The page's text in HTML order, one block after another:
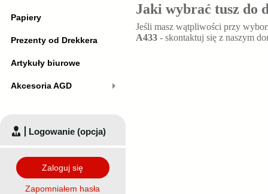
Jaki wybrać tusz
Jeśli masz wątpliwości przy
A433 - skontaktuj się z naszym
Papiery
Prezenty od Drekkera
Artykuły biurowe
Akcesoria AGD
Logowanie (opcja)
Zaloguj się
Zapomniałem hasła